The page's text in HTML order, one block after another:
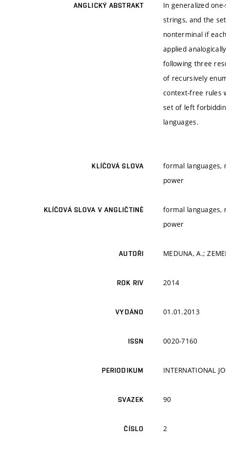
ANGLICKÝ ABSTRAKT
In generalized
strings, and the
nonterminal if
applied
following three
of recursively
context-free rules
set of left
languages.
KLÍČOVÁ SLOVA
formal languages,
power
KLÍČOVÁ SLOVA V ANGLIČTINĚ
formal languages,
power
AUTOŘI MEDUNA, A.;
ROK RIV 2014
VYDÁNO 01.01.2013
ISSN 0020-7160
PERIODIKUM INTERNATIONAL
SVAZEK 90
ČÍSLO 2